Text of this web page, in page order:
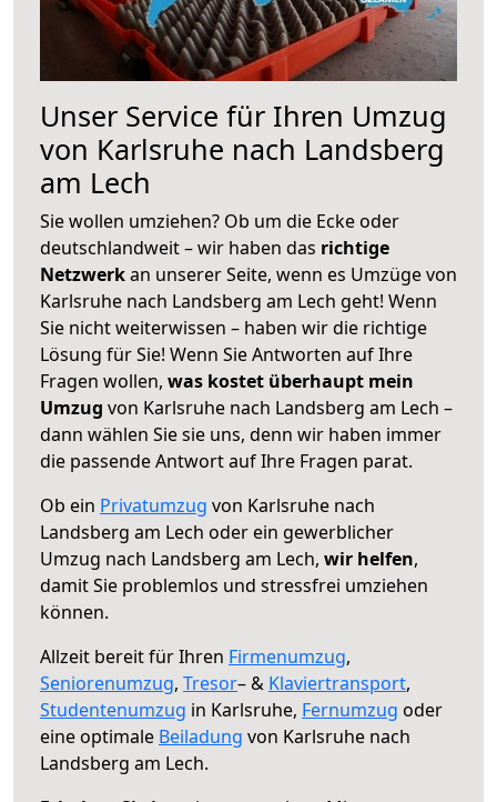
Unser Service für Ihren Umzug
von Karlsruhe nach Landsberg
am Lech
Sie wollen umziehen? Ob um die Ecke oder
deutschlandweit – wir haben das richtige
Netzwerkan unserer Seite, wenn es Umzüge von
Karlsruhe nach Landsberg am Lech geht! Wenn
Sie nicht weiterwissen – haben wir die richtige
Lösung für Sie! Wenn Sie Antworten auf Ihre
Fragen wollen, was kostet überhaupt mein
Umzug von Karlsruhe nach Landsberg am Lech –
dann wählen Sie sie uns, denn wir haben immer
die passende Antwort auf Ihre Fragen parat.
Ob ein Privatumzug von Karlsruhe nach
Landsberg am Lech oder ein gewerblicher
Umzug nach Landsberg am Lech, wir helfen,
damit Sie problemlos und stressfrei umziehen
können.
Allzeit bereit für Ihren Firmenumzug,
Seniorenumzug, Tresor– & Klaviertransport,
Studentenumzug in Karlsruhe, Fernumzug oder
eine optimale Beiladung von Karlsruhe nach
Landsberg am Lech.